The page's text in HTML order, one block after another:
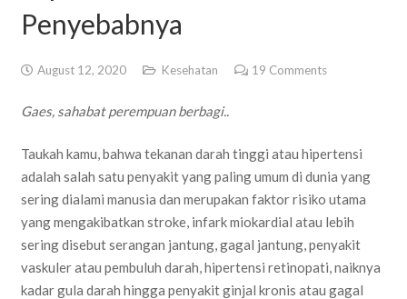
Penyebabnya
August 12, 2020 Kesehatan 19 Comments
Gaes, sahabat perempuan berbagi..
Taukah kamu, bahwa tekanan darah tinggi atau hipertensi
adalah salah satu penyakit yang paling umum di dunia yang
sering dialami manusia dan merupakan faktor risiko utama
yang mengakibatkan stroke, infark miokardial atau lebih
sering disebut serangan jantung, gagal jantung, penyakit
vaskuler atau pembuluh darah, hipertensi retinopati, naiknya
kadar gula darah hingga penyakit ginjal kronis atau gagal